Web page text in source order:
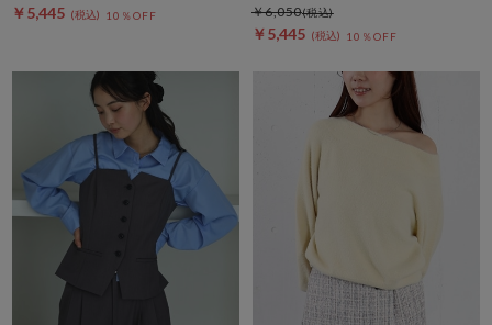
￥5,445 10％OFF
￥5,445 10％OFF
￥6,050